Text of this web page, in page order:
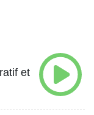
et